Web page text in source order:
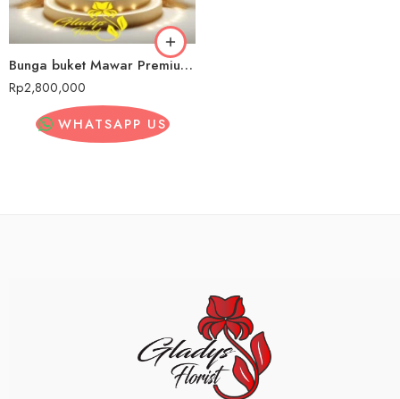
Bunga buket Mawar Premium Bandung
Rp2,800,000
WHATSAPP US